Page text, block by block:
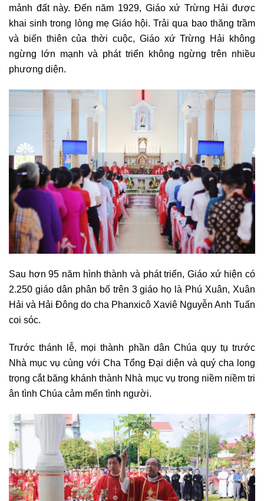
mảnh đất này. Đến năm 1929, Giáo xứ Trừng Hải được
khai sinh trong lòng mẹ Giáo hội. Trải qua bao thăng trầm
và biến thiên của thời cuộc, Giáo xứ Trừng Hải không
ngừng lớn mạnh và phát triển không ngừng trên nhiều
phương diện.
Sau hơn 95 năm hình thành và phát triển, Giáo xứ hiện có
2.250 giáo dân phân bố trên 3 giáo họ là Phú Xuân, Xuân
Hải và Hải Đông do cha Phanxicô Xaviê Nguyễn Anh Tuấn
coi sóc.
Trước thánh lễ, mọi thành phần dân Chúa quy tụ trước
Nhà mục vụ cùng với Cha Tổng Đại diện và quý cha long
trọng cắt băng khánh thành Nhà mục vụ trong niềm niềm tri
ân tình Chúa cảm mến tình người.